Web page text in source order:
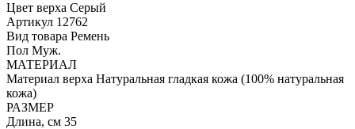
Цвет верха Серый
Артикул 12762
Вид товара Ремень
Пол Муж.
МАТЕРИАЛ
Материал верха Натуральная гладкая кожа (100% натуральная
кожа)
РАЗМЕР
Длина, см 35